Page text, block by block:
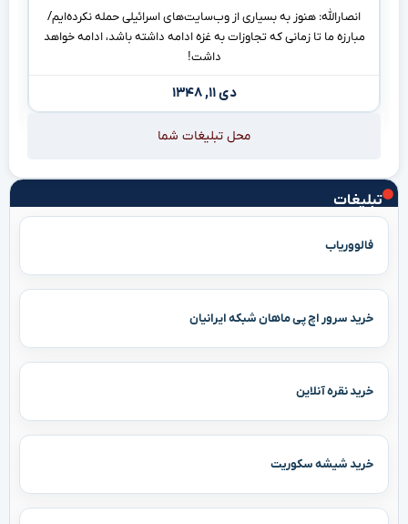
تبلیغات
فالووریاب
خرید سرور اچ پی ماهان شبکه ایرانیان
خرید نقره آنلاین
خرید شیشه سکوریت
انصارالله: هنوز به بسیاری از وب‌سایت‌های اسرائیلی حمله نکرده‌ایم/
مبارزه‌ ما تا زمانی که تجاوزات به غزه ادامه داشته باشد، ادامه خواهد
داشت!
دی ۱۱, ۱۳۴۸
محل تبلیغات شما